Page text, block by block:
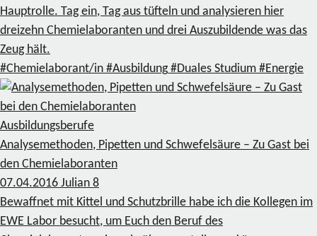
Hauptrolle. Tag ein, Tag aus tüfteln und analysieren hier
dreizehn Chemielaboranten und drei Auszubildende was das
Zeug hält.
#Chemielaborant/in #Ausbildung #Duales Studium #Energie
Ausbildungsberufe
Analysemethoden, Pipetten und Schwefelsäure – Zu Gast bei
den Chemielaboranten
07.04.2016 Julian 8
Bewaffnet mit Kittel und Schutzbrille habe ich die Kollegen im
EWE Labor besucht, um Euch den Beruf des